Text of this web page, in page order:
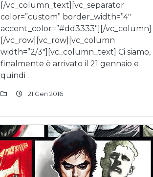
[/vc_column_text][vc_separator
color=”custom” border_width=”4″
accent_color=”#dd3333″][/vc_column]
[/vc_row][vc_row][vc_column
width=”2/3″][vc_column_text] Ci siamo,
finalmente è arrivato il 21 gennaio e
quindi …
21 Gen 2016